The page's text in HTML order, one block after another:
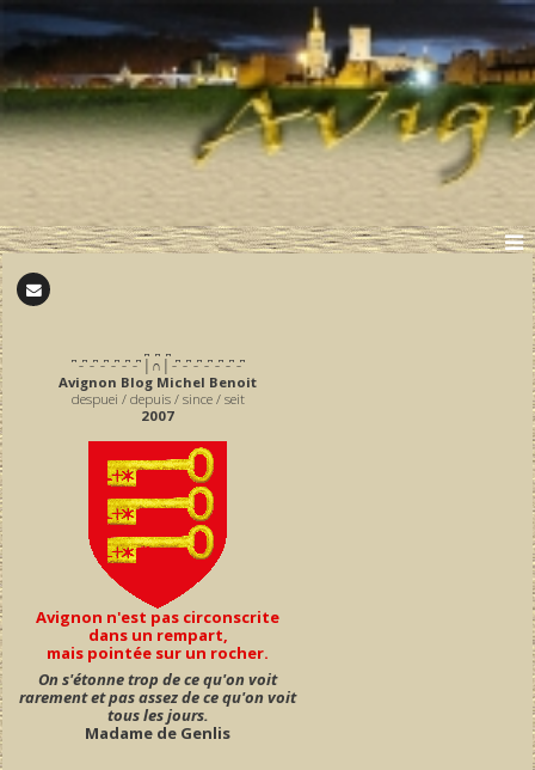
͆ ̵ ͆ ̵ ͆ ̵ ͆ ̵ ͆ ̵ ͆ ̵ ͆ │∩│ ̵ ͆ ̵ ͆ ̵ ͆ ̵ ͆ ̵ ͆ ̵ ͆ ̵ ͆
Avignon Blog Michel Benoit
despuei / depuis / since / seit
2007
Avignon n'est pas circonscrite
dans un rempart,
mais pointée sur un rocher.
On s'étonne trop de ce qu'on voit
rarement et pas assez de ce qu'on voit
tous les jours.
Madame de Genlis